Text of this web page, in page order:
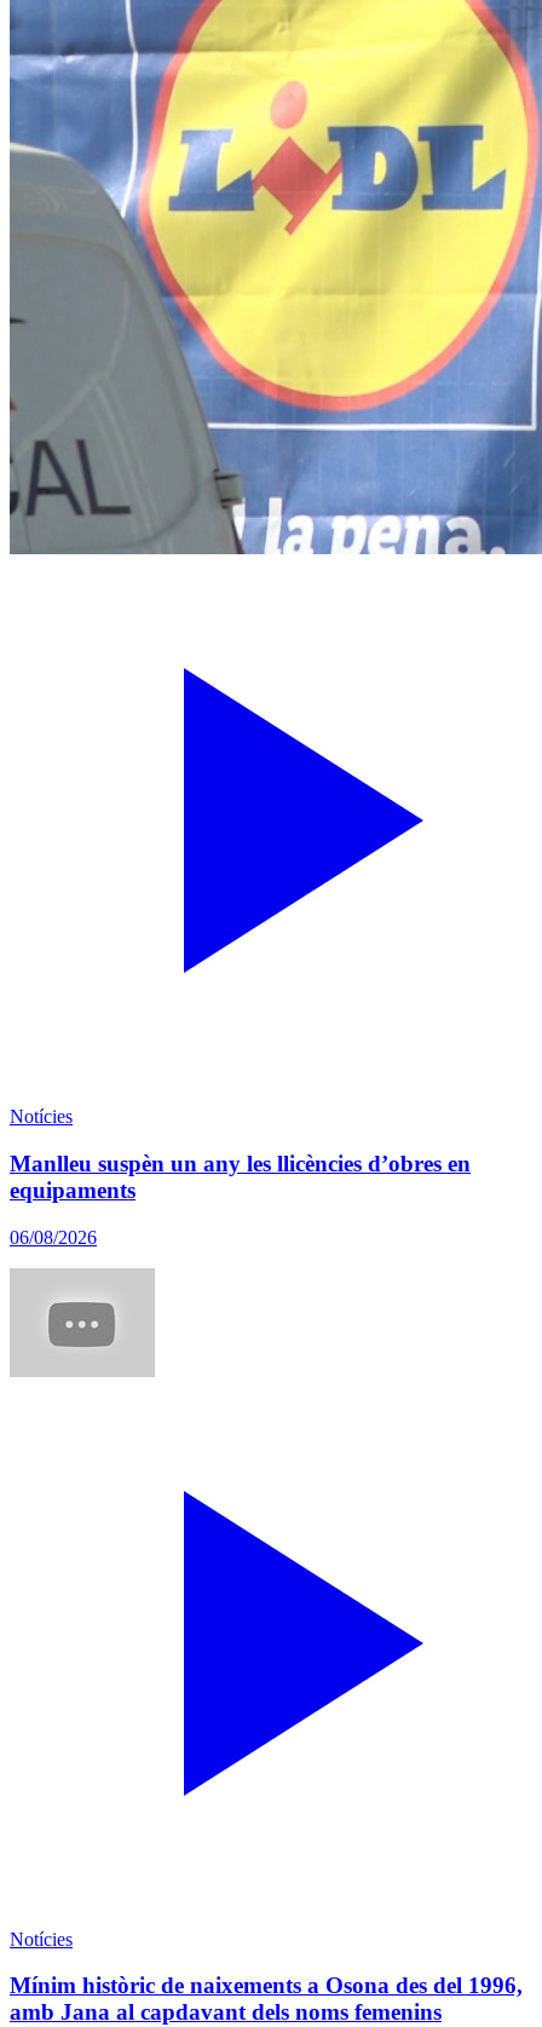
Notícies
Manlleu suspèn un any les llicències d’obres en
equipaments
06/08/2026
Notícies
Mínim històric de naixements a Osona des del 1996,
amb Jana al capdavant dels noms femenins